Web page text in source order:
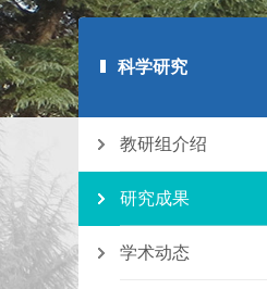
科学研究
教研组介绍
研究成果
学术动态